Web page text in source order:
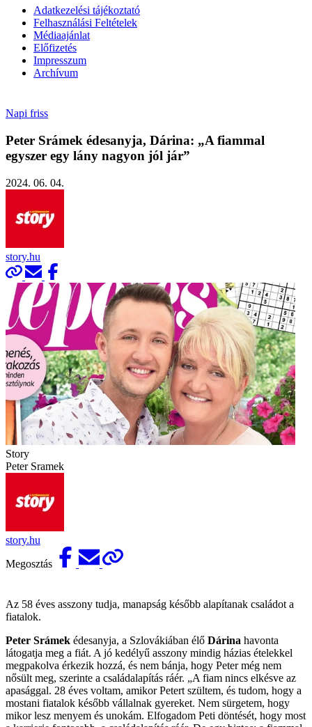
Adatkezelési tájékoztató
Felhasználási Feltételek
Médiaajánlat
Előfizetés
Impresszum
Archívum
Napi friss
Peter Srámek édesanyja, Dárina: „A fiammal
egyszer egy lány nagyon jól jár”
2024. 06. 04.
story.hu
Story
Peter Sramek
story.hu
Megosztás
Az 58 éves asszony tudja, manapság később alapítanak családot a
fiatalok.
Peter Srámek édesanyja, a Szlovákiában élő Dárina havonta
látogatja meg a fiát. A jó kedélyű asszony mindig házias ételekkel
megpakolva érkezik hozzá, és nem bánja, hogy Peter még nem
nősült meg, szerinte a családalapítás ráér. „A fiam nincs elkésve az
apasággal. 28 éves voltam, amikor Petert szültem, és tudom, hogy a
mostani fiatalok később vállalnak gyereket. Nem sürgetem, hogy
mikor lesz menyem és unokám. Elfogadom Peti döntését, hogy most